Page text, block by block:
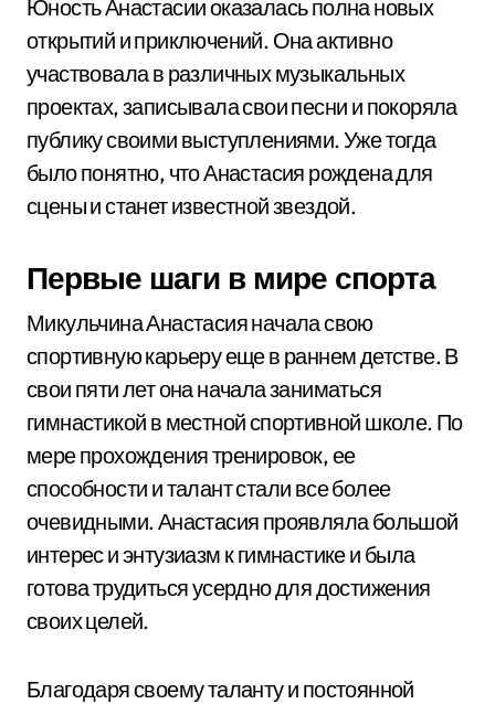
Юность Анастасии оказалась полна новых
открытий и приключений. Она активно
участвовала в различных музыкальных
проектах, записывала свои песни и покоряла
публику своими выступлениями. Уже тогда
было понятно, что Анастасия рождена для
сцены и станет известной звездой.
Первые шаги в мире спорта
Микульчина Анастасия начала свою
спортивную карьеру еще в раннем детстве. В
свои пяти лет она начала заниматься
гимнастикой в местной спортивной школе. По
мере прохождения тренировок, ее
способности и талант стали все более
очевидными. Анастасия проявляла большой
интерес и энтузиазм к гимнастике и была
готова трудиться усердно для достижения
своих целей.
Благодаря своему таланту и постоянной